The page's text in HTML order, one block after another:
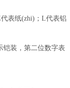
表纸(zhi)；L代表铝
装，第二位数字表